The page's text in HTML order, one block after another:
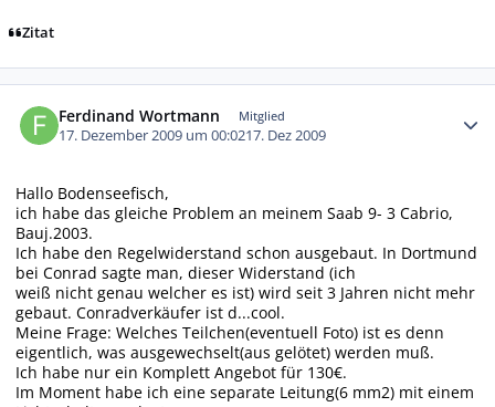
Zitat
Ferdinand Wortmann Mitglied
17. Dezember 2009 um 00:0217. Dez 2009
Hallo Bodenseefisch,
ich habe das gleiche Problem an meinem Saab 9- 3 Cabrio,
Bauj.2003.
Ich habe den Regelwiderstand schon ausgebaut. In Dortmund
bei Conrad sagte man, dieser Widerstand (ich
weiß nicht genau welcher es ist) wird seit 3 Jahren nicht mehr
gebaut. Conradverkäufer ist d...cool.
Meine Frage: Welches Teilchen(eventuell Foto) ist es denn
eigentlich, was ausgewechselt(aus gelötet) werden muß.
Ich habe nur ein Komplett Angebot für 130€.
Im Moment habe ich eine separate Leitung(6 mm2) mit einem